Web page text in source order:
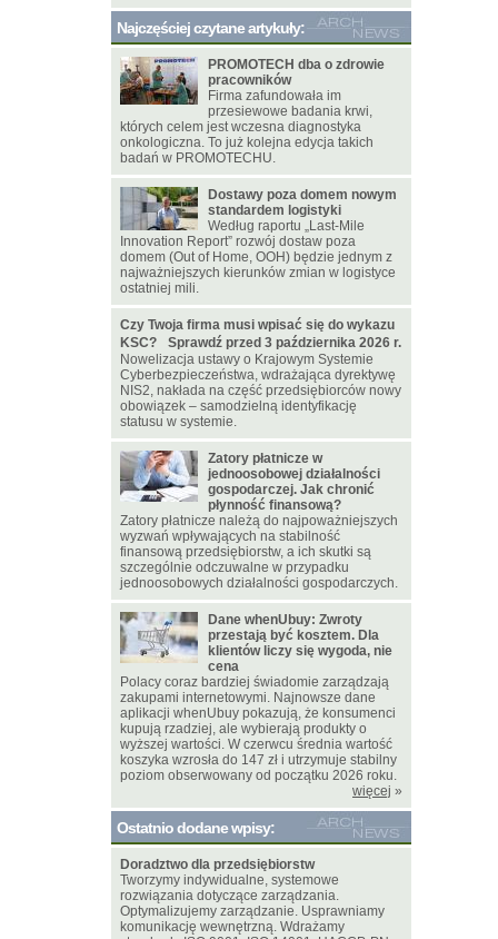
Najczęściej czytane artykuły:
PROMOTECH dba o zdrowie
pracowników
Firma zafundowała im
przesiewowe badania krwi,
których celem jest wczesna diagnostyka
onkologiczna. To już kolejna edycja takich
badań w PROMOTECHU.
Dostawy poza domem nowym
standardem logistyki
Według raportu „Last-Mile
Innovation Report” rozwój dostaw poza
domem (Out of Home, OOH) będzie jednym z
najważniejszych kierunków zmian w logistyce
ostatniej mili.
Czy Twoja firma musi wpisać się do wykazu
KSC? Sprawdź przed 3 października 2026 r.
Nowelizacja ustawy o Krajowym Systemie
Cyberbezpieczeństwa, wdrażająca dyrektywę
NIS2, nakłada na część przedsiębiorców nowy
obowiązek – samodzielną identyfikację
statusu w systemie.
Zatory płatnicze w
jednoosobowej działalności
gospodarczej. Jak chronić
płynność finansową?
Zatory płatnicze należą do najpoważniejszych
wyzwań wpływających na stabilność
finansową przedsiębiorstw, a ich skutki są
szczególnie odczuwalne w przypadku
jednoosobowych działalności gospodarczych.
Dane whenUbuy: Zwroty
przestają być kosztem. Dla
klientów liczy się wygoda, nie
cena
Polacy coraz bardziej świadomie zarządzają
zakupami internetowymi. Najnowsze dane
aplikacji whenUbuy pokazują, że konsumenci
kupują rzadziej, ale wybierają produkty o
wyższej wartości. W czerwcu średnia wartość
koszyka wzrosła do 147 zł i utrzymuje stabilny
poziom obserwowany od początku 2026 roku.
więcej »
Ostatnio dodane wpisy:
Doradztwo dla przedsiębiorstw
Tworzymy indywidualne, systemowe
rozwiązania dotyczące zarządzania.
Optymalizujemy zarządzanie. Usprawniamy
komunikację wewnętrzną. Wdrażamy